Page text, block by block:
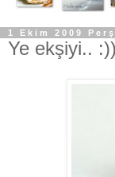
1 Ekim 2009
Ye ekşiyi.. :))